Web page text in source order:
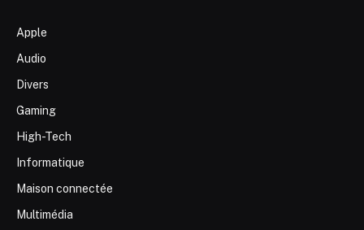
Apple
Audio
Divers
Gaming
High-Tech
Informatique
Maison connectée
Multimédia